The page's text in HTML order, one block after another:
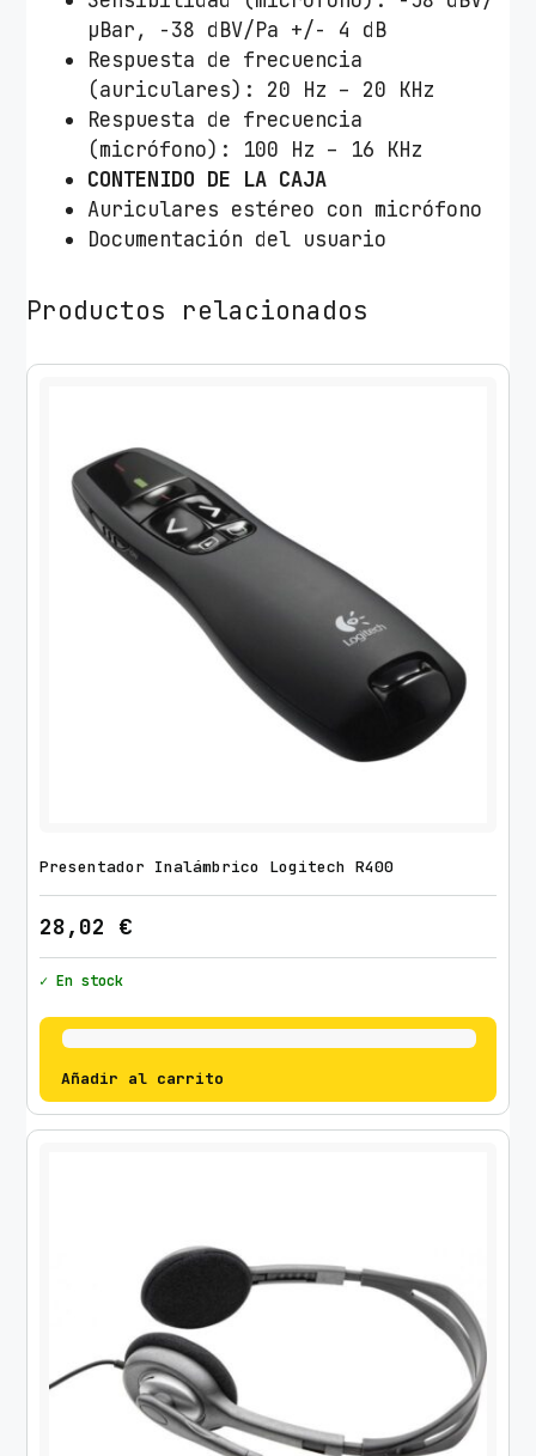
µBar, -38 dBV/Pa +/- 4 dB
Respuesta de frecuencia
(auriculares): 20 Hz – 20 KHz
Respuesta de frecuencia
(micrófono): 100 Hz – 16 KHz
CONTENIDO DE LA CAJA
Auriculares estéreo con micrófono
Documentación del usuario
Productos relacionados
Presentador Inalámbrico Logitech R400
28,02 €
✓ En stock
Añadir al carrito